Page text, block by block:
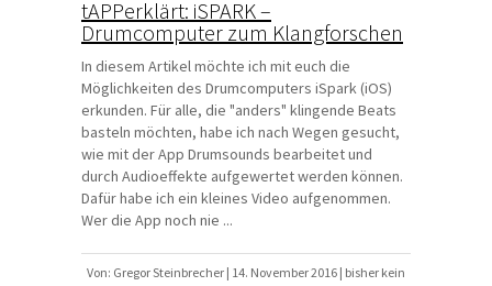
tAPPerklärt: iSPARK –
Drumcomputer zum Klangforschen
In diesem Artikel möchte ich mit euch die
Möglichkeiten des Drumcomputers iSpark (iOS)
erkunden. Für alle, die "anders" klingende Beats
basteln möchten, habe ich nach Wegen gesucht,
wie mit der App Drumsounds bearbeitet und
durch Audioeffekte aufgewertet werden können.
Dafür habe ich ein kleines Video aufgenommen.
Wer die App noch nie ...
Von: Gregor Steinbrecher | 14. November 2016 | bisher kein